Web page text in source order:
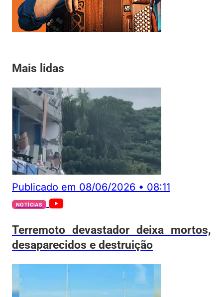
Mais lidas
Publicado em 08/06/2026 • 08:11
NOTÍCIAS
Terremoto devastador deixa mortos,
desaparecidos e destruição